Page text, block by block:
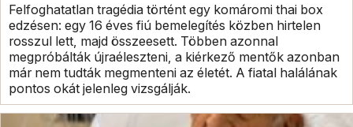
Felfoghatatlan tragédia történt egy komáromi thai box
edzésen: egy 16 éves fiú bemelegítés közben hirtelen
rosszul lett, majd összeesett. Többen azonnal
megpróbálták újraéleszteni, a kiérkező mentők azonban
már nem tudták megmenteni az életét. A fiatal halálának
pontos okát jelenleg vizsgálják.